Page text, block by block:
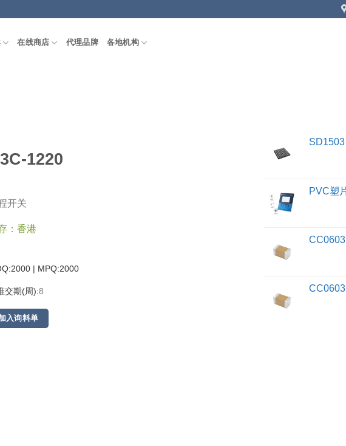
在线商店 代理品牌 各地机构
1220
开关
：香港
| MPQ:2000
交期(周):8
入询料单
SD1503
PVC塑